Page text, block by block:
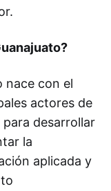
nace con el
actores de
desarrollar
la
aplicada y